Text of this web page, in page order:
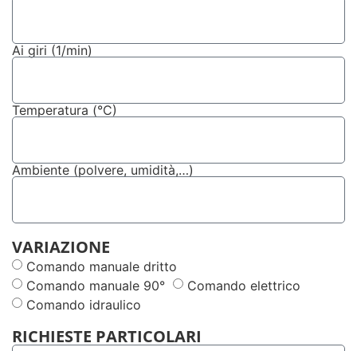
Ai giri (1/min)
Temperatura (°C)
Ambiente (polvere, umidità,…)
VARIAZIONE
Comando manuale dritto
Comando manuale 90°
Comando elettrico
Comando idraulico
RICHIESTE PARTICOLARI